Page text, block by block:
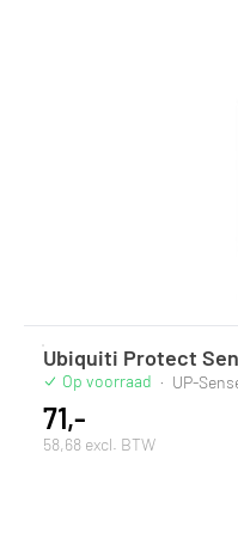
Ubiquiti Protect
Op voorraad · UP-
71,-
58,68 excl. BTW